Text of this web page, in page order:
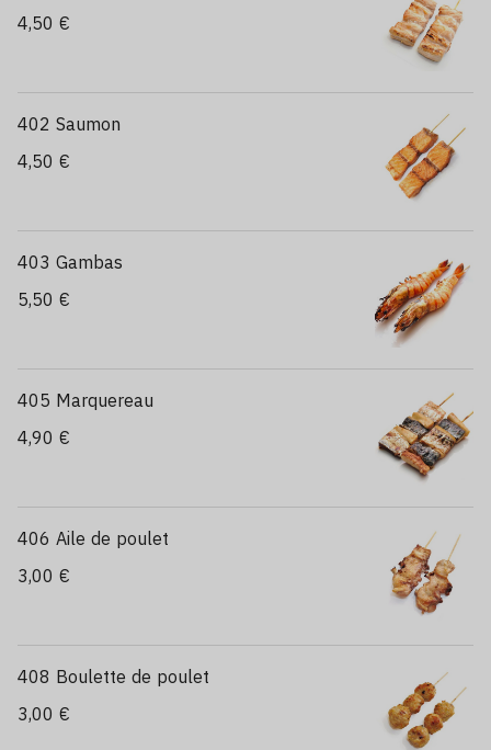
4,50 €
402 Saumon
4,50 €
403 Gambas
5,50 €
405 Marquereau
4,90 €
406 Aile de poulet
3,00 €
408 Boulette de poulet
3,00 €